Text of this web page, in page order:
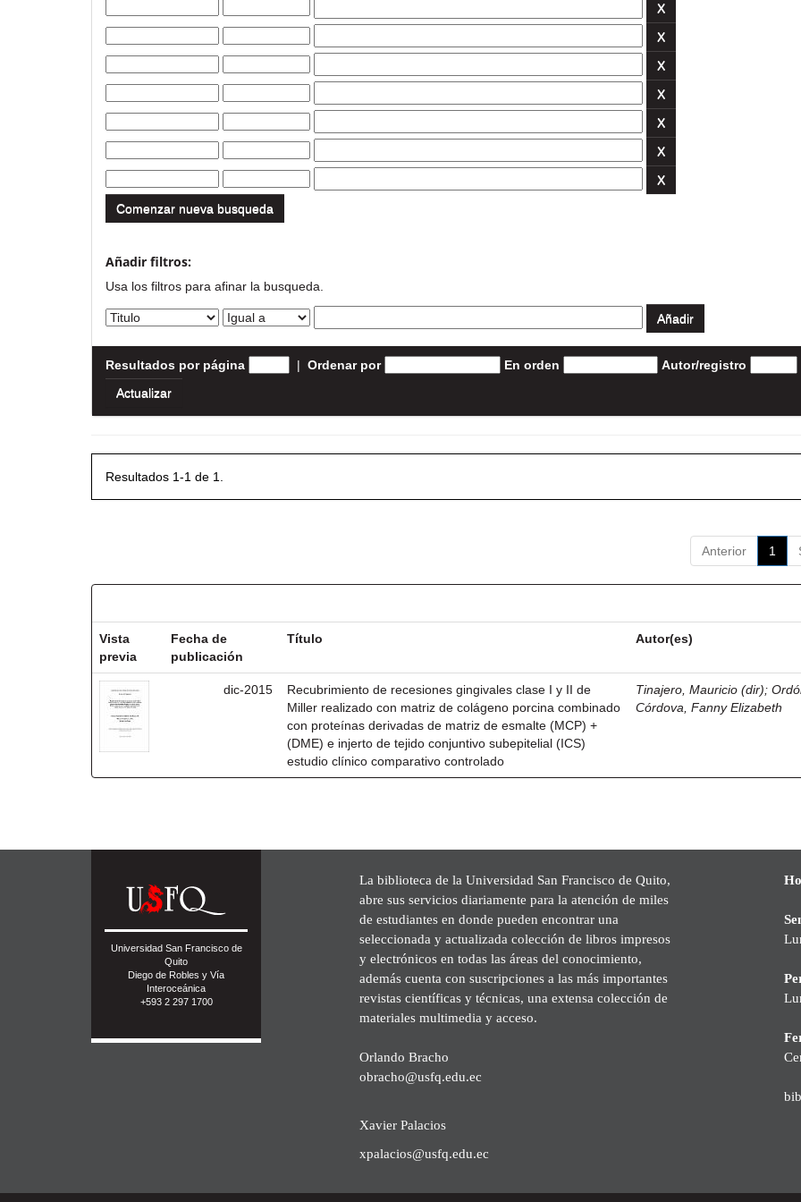
Comenzar nueva busqueda
Añadir filtros:
Usa los filtros para afinar la busqueda.
Resultados por página | Ordenar por En orden Autor/registro
Resultados 1-1 de 1.
Anterior 1
Vista
previa
Fecha de
publicación
Título Autor(es)
dic-2015
Recubrimiento de recesiones gingivales clase I y II de
Miller realizado con matriz de colágeno porcina combinado
con proteínas derivadas de matriz de esmalte (MCP) +
(DME) e injerto de tejido conjuntivo subepitelial (ICS)
estudio clínico comparativo controlado
Tinajero, Mauricio (dir);
Córdova, Fanny Elizabeth
Universidad San Francisco de
Quito
Diego de Robles y Vía
Interoceánica
+593 2 297 1700
La biblioteca de la Universidad San Francisco de Quito,
abre sus servicios diariamente para la atención de miles
de estudiantes en donde pueden encontrar una
seleccionada y actualizada colección de libros impresos
y electrónicos en todas las áreas del conocimiento,
además cuenta con suscripciones a las más importantes
revistas científicas y técnicas, una extensa colección de
materiales multimedia y acceso.
Orlando Bracho
obracho@usfq.edu.ec
Xavier Palacios
xpalacios@usfq.edu.ec